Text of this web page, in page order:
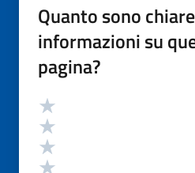
Quanto sono
informazioni su
pagina?
Valutazione